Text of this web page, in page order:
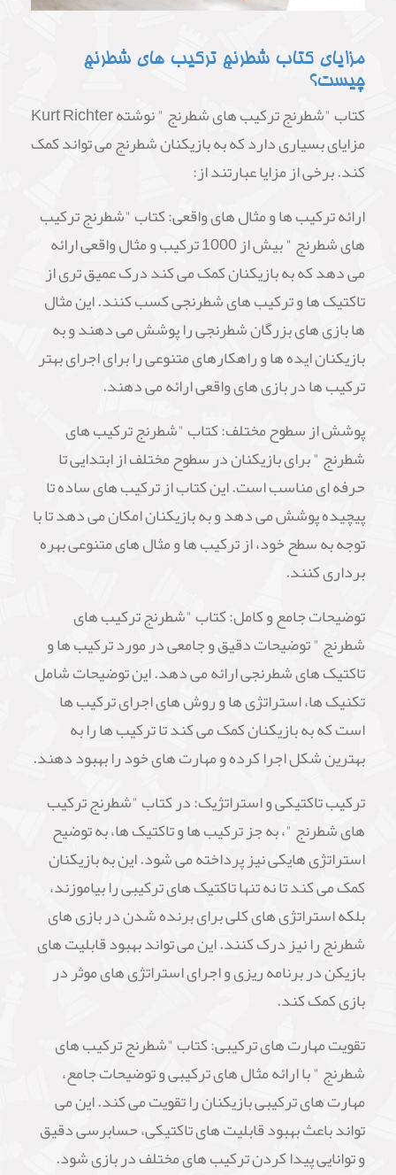
مزایای کتاب شطرنج ترکیب های شطرنج
چیست؟
کتاب "شطرنج ترکیب های شطرنج " نوشته Kurt Richter
مزایای بسیاری دارد که به بازیکنان شطرنج می تواند کمک
کند. برخی از مزایا عبارتند از:
ارائه ترکیب ها و مثال های واقعی: کتاب "شطرنج ترکیب
های شطرنج " بیش از 1000 ترکیب و مثال واقعی ارائه
می دهد که به بازیکنان کمک می کند درک عمیق تری از
تاکتیک ها و ترکیب های شطرنجی کسب کنند. این مثال
ها بازی های بزرگان شطرنجی را پوشش می دهند و به
بازیکنان ایده ها و راهکارهای متنوعی را برای اجرای بهتر
ترکیب ها در بازی های واقعی ارائه می دهند.
پوشش از سطوح مختلف: کتاب "شطرنج ترکیب های
شطرنج " برای بازیکنان در سطوح مختلف از ابتدایی تا
حرفه ای مناسب است. این کتاب از ترکیب های ساده تا
پیچیده پوشش می دهد و به بازیکنان امکان می دهد تا با
توجه به سطح خود، از ترکیب ها و مثال های متنوعی بهره
برداری کنند.
توضیحات جامع و کامل: کتاب "شطرنج ترکیب های
شطرنج " توضیحات دقیق و جامعی در مورد ترکیب ها و
تاکتیک های شطرنجی ارائه می دهد. این توضیحات شامل
تکنیک ها، استراتژی ها و روش های اجرای ترکیب ها
است که به بازیکنان کمک می کند تا ترکیب ها را به
بهترین شکل اجرا کرده و مهارت های خود را بهبود دهند.
ترکیب تاکتیکی و استراتژیک: در کتاب "شطرنج ترکیب
های شطرنج "، به جز ترکیب ها و تاکتیک ها، به توضیح
استراتژی هایکی نیز پرداخته می شود. این به بازیکنان
کمک می کند تا نه تنها تاکتیک های ترکیبی را بیاموزند،
بلکه استراتژی های کلی برای برنده شدن در بازی های
شطرنج را نیز درک کنند. این می تواند بهبود قابلیت های
بازیکن در برنامه ریزی و اجرای استراتژی های موثر در
بازی کمک کند.
تقویت مهارت های ترکیبی: کتاب "شطرنج ترکیب های
شطرنج " با ارائه مثال های ترکیبی و توضیحات جامع،
مهارت های ترکیبی بازیکنان را تقویت می کند. این می
تواند باعث بهبود قابلیت های تاکتیکی، حسابرسی دقیق
و توانایی پیدا کردن ترکیب های مختلف در بازی شود.